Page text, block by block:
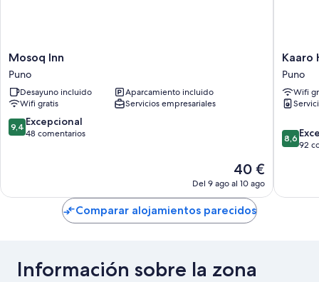
Mosoq
Inn
Puno
Mosoq Inn
Puno
Desayuno incluido
Aparcamiento incluido
Wifi gratis
Servicios empresariales
9.4
sobre
9,4 Excepcional
48 comentarios
El
precio
actual
es
de
40 €
Del 9 ago al 10 ago
Kaaro
Hotel
Puno
Puno
Kaaro
Puno
Wifi
8.6
sobre
8,6
92
Comparar alojamientos parecidos
Información sobre la zona